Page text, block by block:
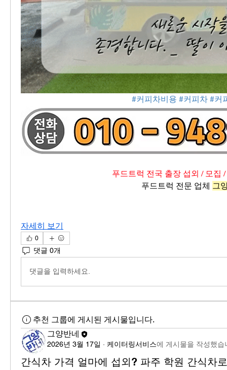
#커피차비용 #커피차 #커
푸드트럭 전국 출장 섭외 / 모집
푸드트럭 전문 업체 그
자세히 보기
0
댓글 0개
댓글을 입력하세요.
추천 그룹에 게시된 게시물입니다.
그양반네
2026년 3월 17일 · 케이터링서비스에 게시물을 작성했습
간식차 가격 얼마에 섭외? 파주 학원 간식차